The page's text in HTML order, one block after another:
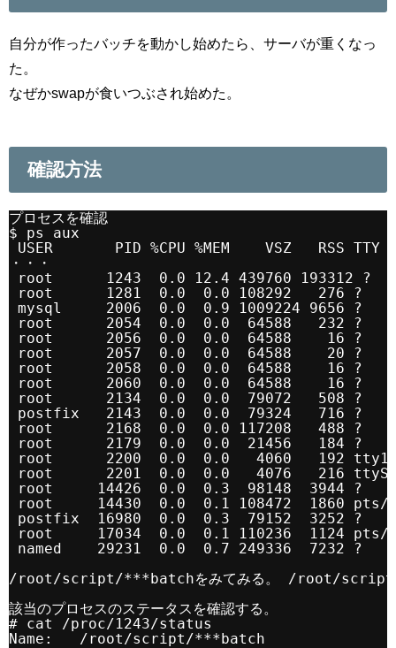
自分が作ったバッチを動かし始めたら、サーバが重くなっ
た。
なぜかswapが食いつぶされ始めた。
確認方法
プロセスを確認
$ ps aux
USER       PID %CPU %MEM    VSZ   RSS TTY
・・・
root      1243  0.0 12.4 439760 193312
root      1281  0.0  0.0 108292   276 ?
mysql     2006  0.0  0.9 1009224 9656 ?
root      2054  0.0  0.0  64588   232 ?
root      2056  0.0  0.0  64588    16 ?
root      2057  0.0  0.0  64588    20 ?
root      2058  0.0  0.0  64588    16 ?
root      2060  0.0  0.0  64588    16 ?
root      2134  0.0  0.0  79072   508 ?
postfix   2143  0.0  0.0  79324   716 ?
root      2168  0.0  0.0 117208   488 ?
root      2179  0.0  0.0  21456   184 ?
root      2200  0.0  0.0   4060   192
root      2201  0.0  0.0   4076   216
root     14426  0.0  0.3  98148  3944 ?
root     14430  0.0  0.1 108472  1860 pts/
postfix  16980  0.0  0.3  79152  3252 ?
root     17034  0.0  0.1 110236  1124 pts/
named    29231  0.0  0.7 249336  7232 ?
/root/script/***batchをみてみる。 /root/script/
該当のプロセスのステータスを確認する。
# cat /proc/1243/status
Name:   /root/script/***batch